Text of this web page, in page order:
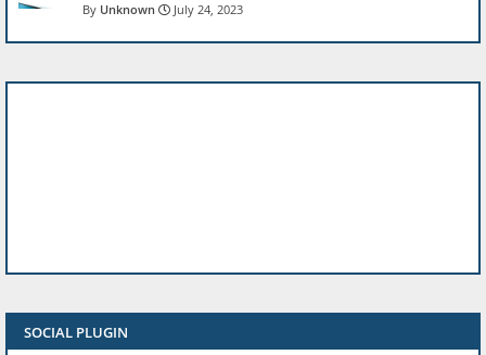
Unknown July 24, 2023
SOCIAL PLUGIN